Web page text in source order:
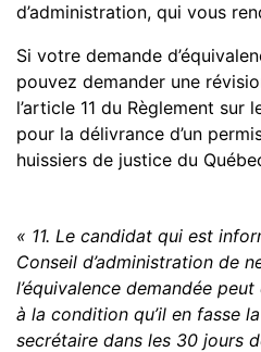
d’administration, qui vous
Si votre demande
pouvez demander une
l’article 11 du Règlement sur
pour la délivrance d’un
huissiers de justice du
« 11. Le candidat qui est
Conseil d’administration de
l’équivalence demandée
à la condition qu’il en fasse
secrétaire dans les 30 jours